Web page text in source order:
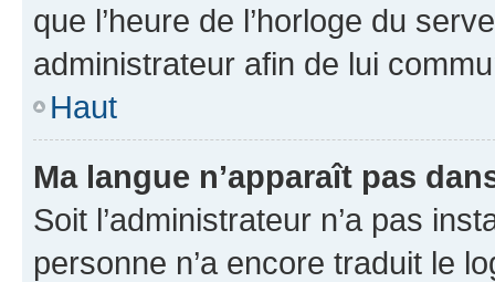
que l’heure de l’horloge du
administrateur afin de lui
Haut
Ma langue n’apparaît pas
Soit l’administrateur n’a pas
personne n’a encore traduit le